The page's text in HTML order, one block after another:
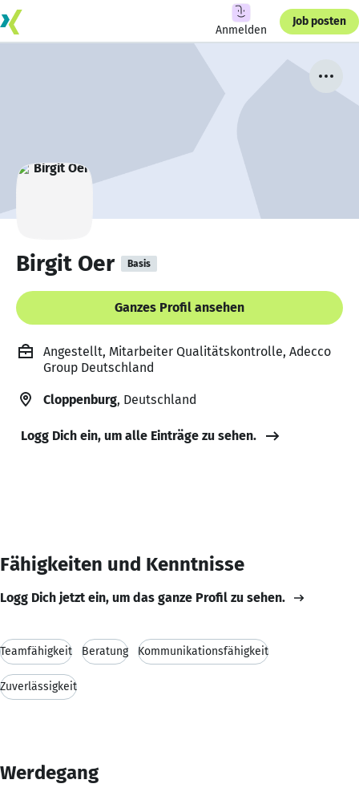
Anmelden
Job posten
Birgit Oer Basis
Ganzes Profil ansehen
Angestellt, Mitarbeiter Qualitätskontrolle, Adecco
Group Deutschland
Cloppenburg, Deutschland
Logg Dich ein, um alle Einträge zu sehen.
Fähigkeiten und Kenntnisse
Logg Dich jetzt ein, um das ganze Profil zu sehen.
Teamfähigkeit Beratung Kommunikationsfähigkeit
Zuverlässigkeit
Werdegang